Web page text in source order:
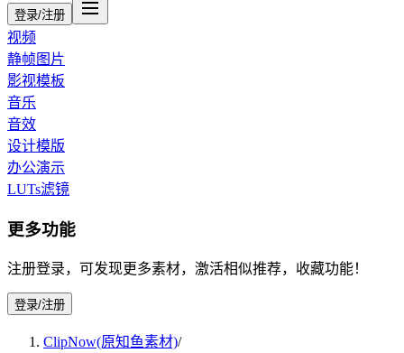
登录/注册
视频
静帧图片
影视模板
音乐
音效
设计模版
办公演示
LUTs滤镜
更多功能
注册登录，可发现更多素材，激活相似推荐，收藏功能！
登录/注册
ClipNow(原知鱼素材)/